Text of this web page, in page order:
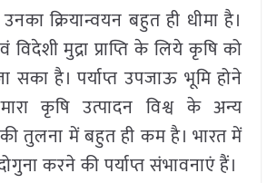
क्रियान्वयन बहुत ही धीमा है।
मुद्रा प्राप्ति के लिये कृषि को
सका है। पर्याप्त उपजाऊ भूमि होने
कृषि उत्पादन विश्व के अन्य
तुलना में बहुत ही कम है। भारत में
करने की पर्याप्त संभावनाएं हैं।